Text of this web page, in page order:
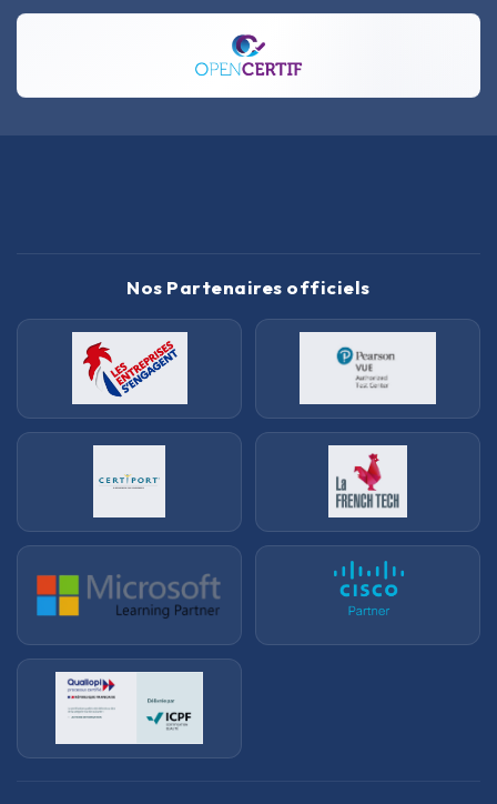
Nos Partenaires officiels